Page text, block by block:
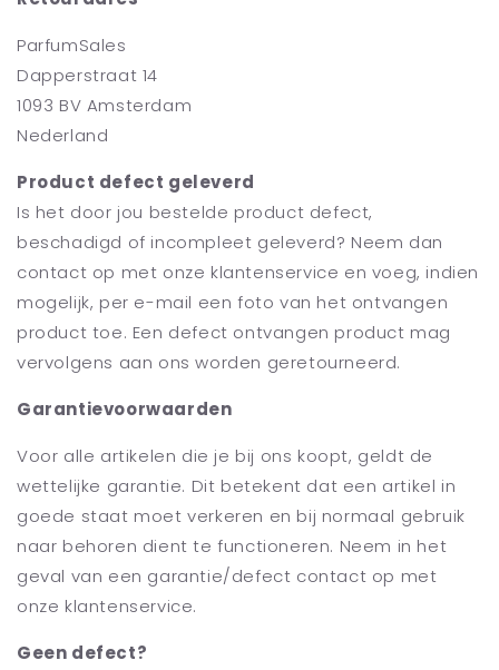
ParfumSales
Dapperstraat 14
1093 BV Amsterdam
Nederland
Product defect geleverd
Is het door jou bestelde product defect,
beschadigd of incompleet geleverd? Neem dan
contact op met onze klantenservice en voeg, indien
mogelijk, per e-mail een foto van het ontvangen
product toe. Een defect ontvangen product mag
vervolgens aan ons worden geretourneerd.
Garantievoorwaarden
Voor alle artikelen die je bij ons koopt, geldt de
wettelijke garantie. Dit betekent dat een artikel in
goede staat moet verkeren en bij normaal gebruik
naar behoren dient te functioneren. Neem in het
geval van een garantie/defect contact op met
onze klantenservice.
Geen defect?